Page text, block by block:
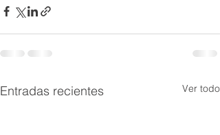
Entradas recientes Ver todo